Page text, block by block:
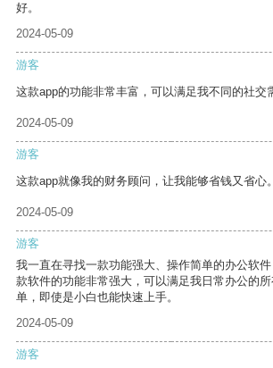
好。
2024-05-09
游客
这款app的功能非常丰富，可以满足我不同的社交
2024-05-09
游客
这款app就像我的财务顾问，让我能够省钱又省心。
2024-05-09
游客
我一直在寻找一款功能强大、操作简单的办公软
款软件的功能非常强大，可以满足我日常办公的
单，即使是小白也能快速上手。
2024-05-09
游客